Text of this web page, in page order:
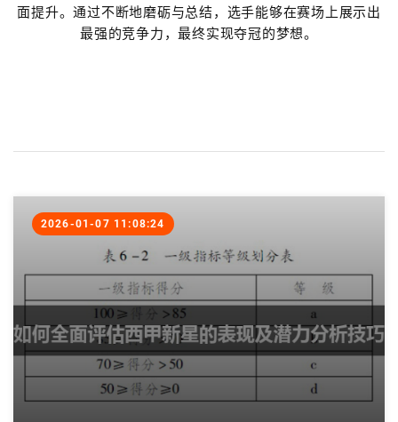
面提升。通过不断地磨砺与总结，选手能够在赛场上展示出
最强的竞争力，最终实现夺冠的梦想。
2026-01-07 11:08:24